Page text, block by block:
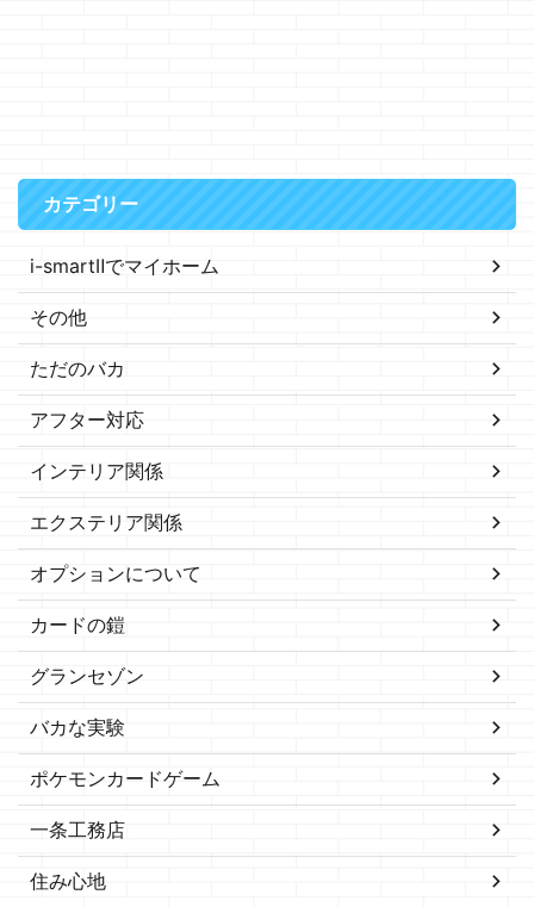
カテゴリー
i-smartⅡでマイホーム
その他
ただのバカ
アフター対応
インテリア関係
エクステリア関係
オプションについて
カードの鎧
グランセゾン
バカな実験
ポケモンカードゲーム
一条工務店
住み心地